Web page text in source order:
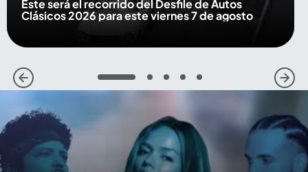
Este será el recorrido del Desfile de Autos
Clásicos 2026 para este viernes 7 de agosto
1 2 3 4 5